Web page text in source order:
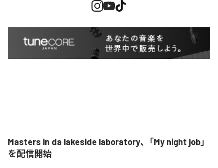
Masters in da lakeside laboratory、「My night job」
を配信開始